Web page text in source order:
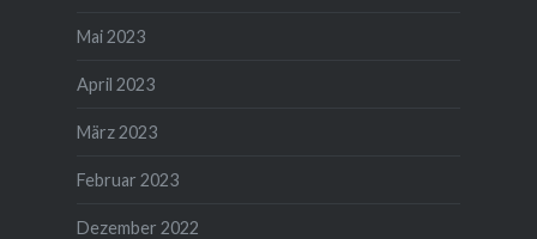
Mai 2023
April 2023
März 2023
Februar 2023
Dezember 2022